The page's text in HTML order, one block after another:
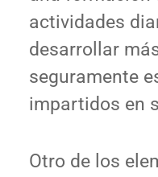
actividades
desarrollar
seguramente
impartidos en
Otro de los